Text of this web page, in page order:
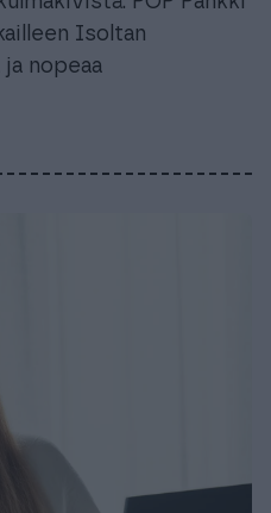
Isoltan
nopeaa